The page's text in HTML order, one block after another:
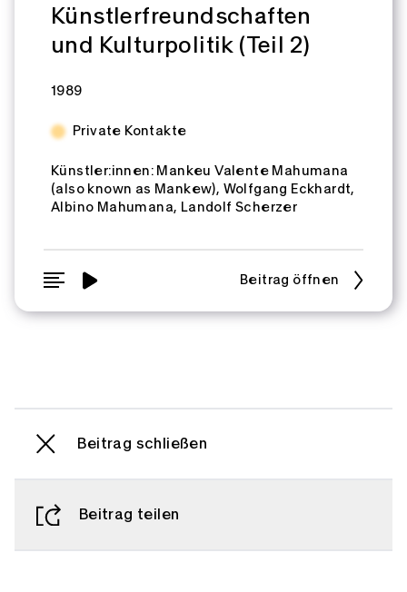
Künstlerfreundschaften
und Kulturpolitik (Teil 2)
Zeitspannen:
1989
Private Kontakte
Künstler:innen: Mankeu Valente Mahumana
(also known as Mankew) Wolfgang Eckhardt
Albino Mahumana
Landolf Scherzer
Beitrag öffnen
Beitrag schließen
Beitrag teilen